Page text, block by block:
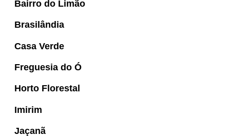
Bairro do Limão
Brasilândia
Casa Verde
Freguesia do Ó
Horto Florestal
Imirim
Jaçanã